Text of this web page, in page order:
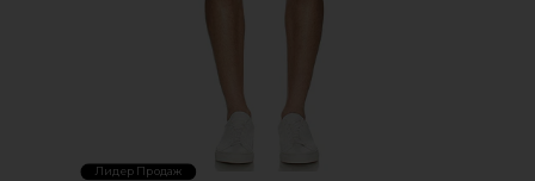
Лидер Продаж